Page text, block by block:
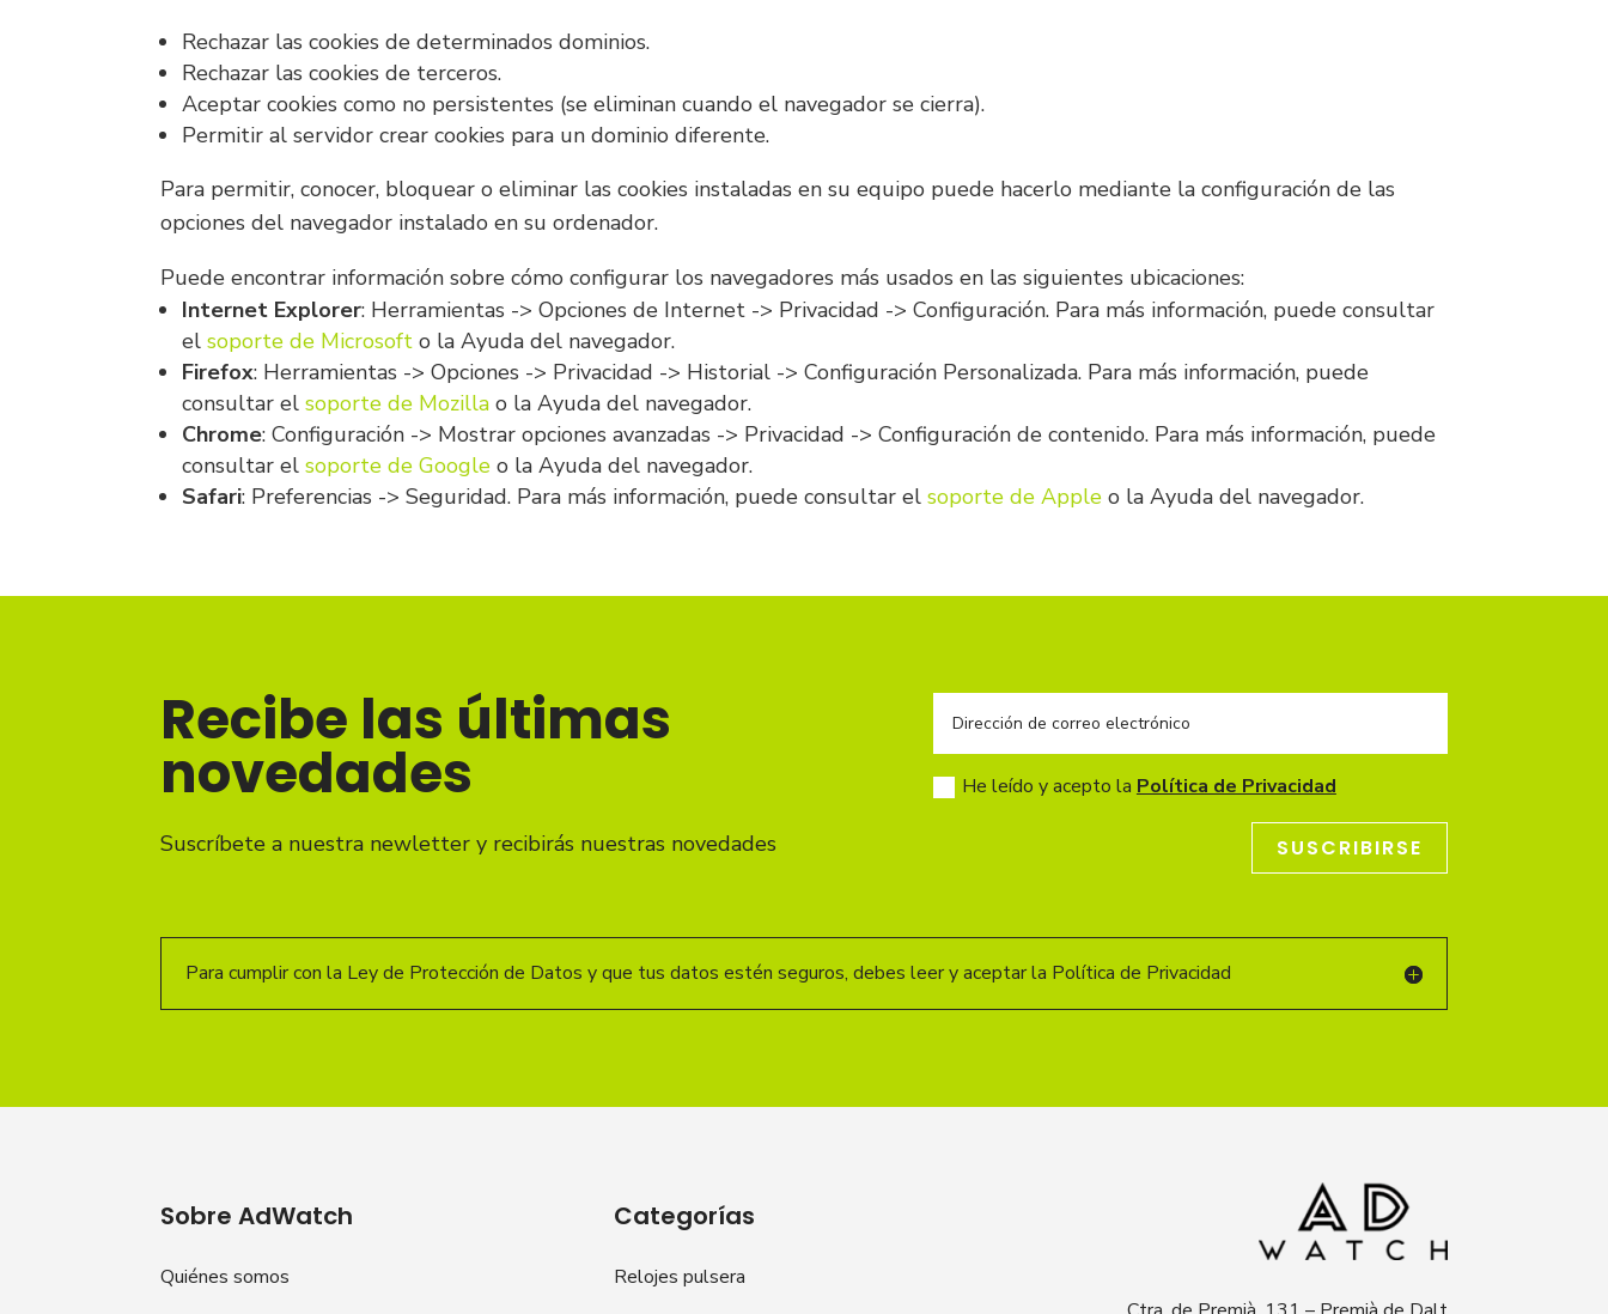
Rechazar las cookies de determinados dominios.
Rechazar las cookies de terceros.
Aceptar cookies como no persistentes (se eliminan cuando el navegador se cierra).
Permitir al servidor crear cookies para un dominio diferente.
Para permitir, conocer, bloquear o eliminar las cookies instaladas en su equipo puede hacerlo mediante la configuración de las
opciones del navegador instalado en su ordenador.
Puede encontrar información sobre cómo configurar los navegadores más usados en las siguientes ubicaciones:
Internet Explorer: Herramientas -> Opciones de Internet -> Privacidad -> Configuración. Para más información, puede consultar
elsoporte de Microsoft o la Ayuda del navegador.
Firefox: Herramientas -> Opciones -> Privacidad -> Historial -> Configuración Personalizada. Para más información, puede
consultar elsoporte de Mozilla o la Ayuda del navegador.
Chrome: Configuración -> Mostrar opciones avanzadas -> Privacidad -> Configuración de contenido. Para más información, puede
consultar elsoporte de Google o la Ayuda del navegador.
Safari: Preferencias -> Seguridad. Para más información, puede consultar elsoporte de Apple o la Ayuda del navegador.
Recibe las últimas
novedades
Suscríbete a nuestra newletter y recibirás nuestras novedades
He leído y acepto la Política de Privacidad
SUSCRIBIRSE
Para cumplir con la Ley de Protección de Datos y que tus datos estén seguros, debes leer y aceptar la Política de Privacidad
Sobre AdWatch
Quiénes somos
Categorías
Relojes pulsera